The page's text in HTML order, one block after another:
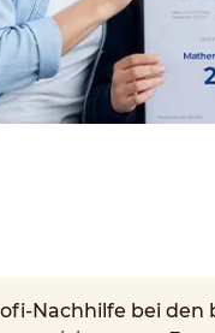
Nachhilfe bei den